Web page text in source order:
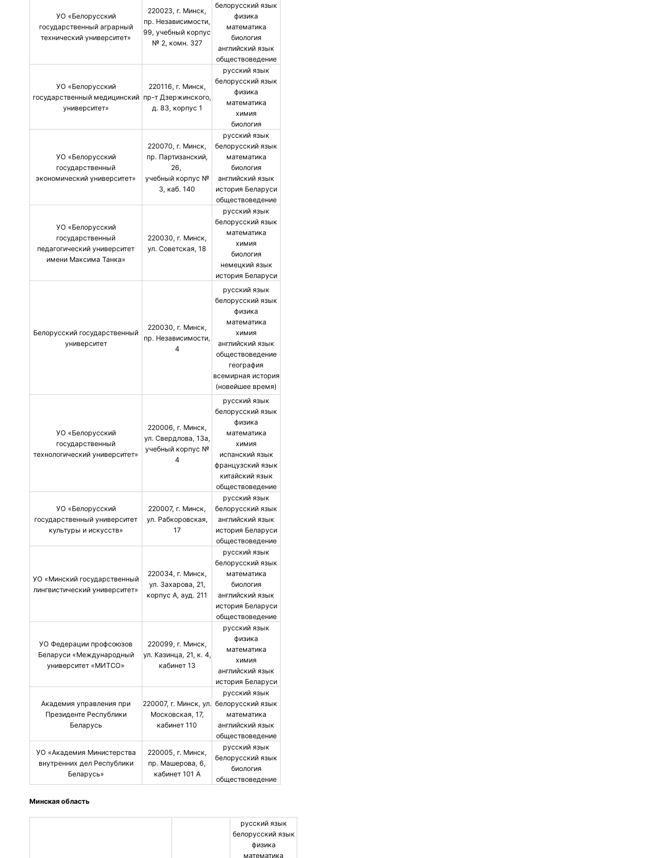
УО «Белорусский
государственный аграрный
технический университет»
220023, г. Минск,
пр. Независимости,
99, учебный корпус
№ 2, комн. 327
белорусский язык
физика
математика
биология
английский язык
обществоведение
УО «Белорусский
государственный медицинский
университет»
220116, г. Минск,
пр-т Дзержинского,
д. 83, корпус 1
русский язык
белорусский язык
физика
математика
химия
биология
УО «Белорусский
государственный
экономический университет»
220070, г. Минск,
пр. Партизанский,
26,
учебный корпус №
3, каб. 140
русский язык
белорусский язык
математика
биология
английский язык
история Беларуси
обществоведение
УО «Белорусский
государственный
педагогический университет
имени Максима Танка»
220030, г. Минск,
ул. Советская, 18
русский язык
белорусский язык
математика
химия
биология
немецкий язык
история Беларуси
Белорусский государственный
университет
220030, г. Минск,
пр. Независимости,
4
русский язык
белорусский язык
физика
математика
химия
английский язык
обществоведение
география
всемирная история
(новейшее время)
УО «Белорусский
государственный
технологический университет»
220006, г. Минск,
ул. Свердлова, 13а,
учебный корпус №
4
русский язык
белорусский язык
физика
математика
химия
испанский язык
французский язык
китайский язык
обществоведение
УО «Белорусский
государственный университет
культуры и искусств»
220007, г. Минск,
ул. Рабкоровская,
17
русский язык
белорусский язык
английский язык
история Беларуси
обществоведение
УО «Минский государственный
лингвистический университет»
220034, г. Минск,
ул. Захарова, 21,
корпус А, ауд. 211
русский язык
белорусский язык
математика
биология
английский язык
история Беларуси
обществоведение
УО Федерации профсоюзов
Беларуси «Международный
университет «МИТСО»
220099, г. Минск,
ул. Казинца, 21, к. 4,
кабинет 13
русский язык
физика
математика
химия
английский язык
история Беларуси
Академия управления при
Президенте Республики
Беларусь
220007, г. Минск, ул.
Московская, 17,
кабинет 110
русский язык
белорусский язык
математика
английский язык
обществоведение
УО «Академия Министерства
внутренних дел Республики
Беларусь»
220005, г. Минск,
пр. Машерова, 6,
кабинет 101 А
русский язык
белорусский язык
биология
обществоведение
Минская область
русский язык
белорусский язык
физика
математика